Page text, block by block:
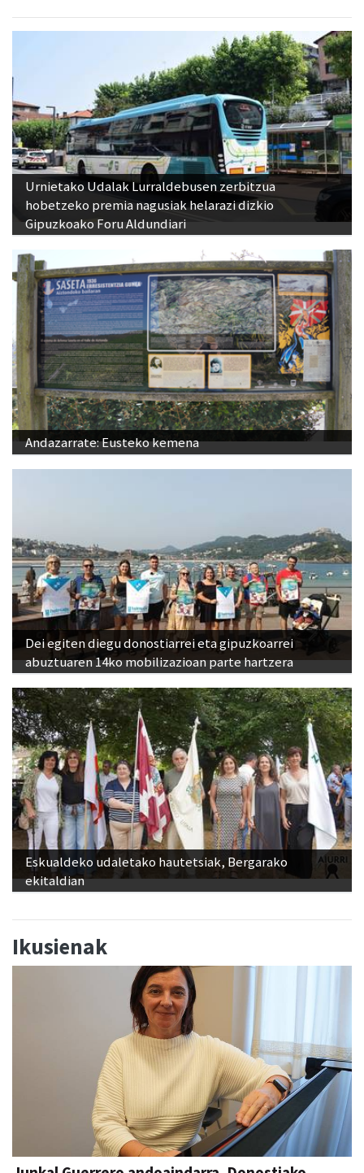
Urnietako Udalak Lurraldebusen zerbitzua
hobetzeko premia nagusiak helarazi dizkio
Gipuzkoako Foru Aldundiari
Andazarrate: Eusteko kemena
Dei egiten diegu donostiarrei eta gipuzkoarrei
abuztuaren 14ko mobilizazioan parte hartzera
Eskualdeko udaletako hautetsiak, Bergarako
ekitaldian
Ikusienak